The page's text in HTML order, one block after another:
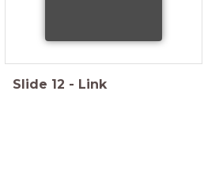
Slide 12 - Link